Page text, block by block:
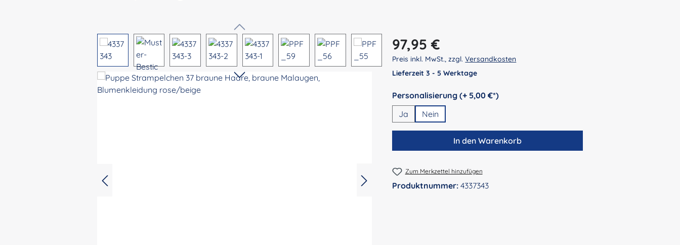
Regulärer Preis:
97,95 €
Preis inkl. MwSt., zzgl.Versandkosten
Lieferzeit 3 - 5 Werktage
Personalisierung (+ 5,00 €*)auswählen
Ja
Nein
In den Warenkorb
Zum Merkzettel hinzufügen
Produktnummer:4337343